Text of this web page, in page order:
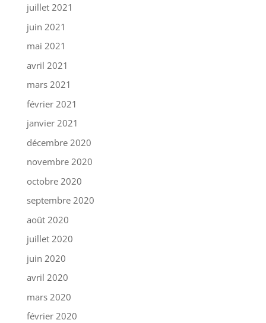
juillet 2021
juin 2021
mai 2021
avril 2021
mars 2021
février 2021
janvier 2021
décembre 2020
novembre 2020
octobre 2020
septembre 2020
août 2020
juillet 2020
juin 2020
avril 2020
mars 2020
février 2020